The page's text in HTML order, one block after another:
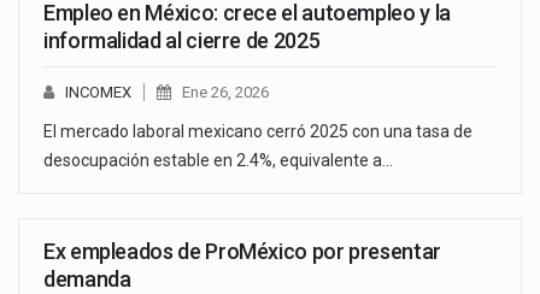
Empleo en México: crece el autoempleo y la
informalidad al cierre de 2025
INCOMEX Ene 26, 2026
El mercado laboral mexicano cerró 2025 con una tasa de
desocupación estable en 2.4%, equivalente a…
Ex empleados de ProMéxico por presentar
demanda